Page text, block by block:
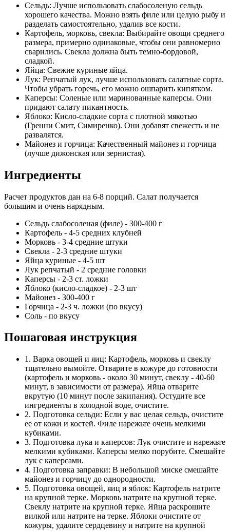
Сельдь: Лучше использовать слабосоленую сельдь
хорошего качества. Можно взять филе или целую рыбу и
разделать самостоятельно, удалив все кости.
Картофель, морковь, свекла: Выбирайте овощи среднего
размера, примерно одинаковые, чтобы они равномерно
сварились. Свекла должна быть темно-бордовой,
сладкой.
Яйца: Свежие куриные яйца.
Лук: Репчатый лук, лучше использовать салатные сорта.
Чтобы убрать горечь, его можно ошпарить кипятком.
Каперсы: Соленые или маринованные каперсы. Они
придают салату пикантность.
Яблоко: Кисло-сладкие сорта с плотной мякотью
(Гренни Смит, Симиренко). Они добавят свежесть и не
развалятся.
Майонез и горчица: Качественный майонез и горчица
(лучше дижонская или зернистая).
Ингредиенты
Расчет продуктов дан на 6-8 порций. Салат получается
большим и очень нарядным.
Сельдь слабосоленая (филе) - 300-400 г
Картофель - 4-5 средних клубней
Морковь - 3-4 средние штуки
Свекла - 2-3 средние штуки
Яйца куриные - 4-5 шт
Лук репчатый - 2 средние головки
Каперсы - 2-3 ст. ложки
Яблоко (кисло-сладкое) - 2-3 шт
Майонез - 300-400 г
Горчица - 2-3 ч. ложки (по вкусу)
Соль - по вкусу
Пошаговая инструкция
1. Варка овощей и яиц: Картофель, морковь и свеклу
тщательно вымойте. Отварите в кожуре до готовности
(картофель и морковь - около 30 минут, свеклу - 40-60
минут, в зависимости от размера). Яйца отварите
вкрутую (10 минут после закипания). Остудите все
ингредиенты в холодной воде, очистите.
2. Подготовка сельди: Если у вас целая сельдь, очистите
ее от кожи и костей. Филе нарежьте очень мелкими
кубиками.
3. Подготовка лука и каперсов: Лук очистите и нарежьте
мелкими кубиками. Каперсы мелко порубите. Смешайте
лук с каперсами.
4. Подготовка заправки: В небольшой миске смешайте
майонез и горчицу до однородности.
5. Подготовка овощей, яиц и яблок: Картофель натрите
на крупной терке. Морковь натрите на крупной терке.
Свеклу натрите на крупной терке. Яйца раскрошите
вилкой или натрите на терке. Яблоки очистите от
кожуры, удалите сердцевину и натрите на крупной